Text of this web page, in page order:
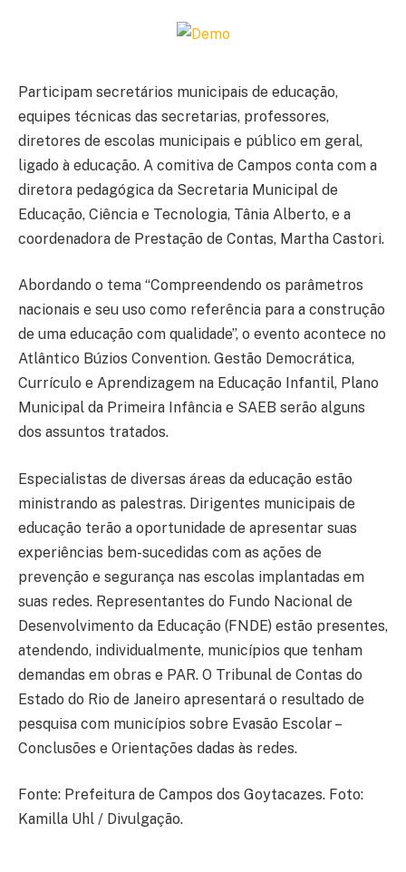
Participam secretários municipais de educação,
equipes técnicas das secretarias, professores,
diretores de escolas municipais e público em geral,
ligado à educação. A comitiva de Campos conta com a
diretora pedagógica da Secretaria Municipal de
Educação, Ciência e Tecnologia, Tânia Alberto, e a
coordenadora de Prestação de Contas, Martha Castori.
Abordando o tema “Compreendendo os parâmetros
nacionais e seu uso como referência para a construção
de uma educação com qualidade”, o evento acontece no
Atlântico Búzios Convention. Gestão Democrática,
Currículo e Aprendizagem na Educação Infantil, Plano
Municipal da Primeira Infância e SAEB serão alguns
dos assuntos tratados.
Especialistas de diversas áreas da educação estão
ministrando as palestras. Dirigentes municipais de
educação terão a oportunidade de apresentar suas
experiências bem-sucedidas com as ações de
prevenção e segurança nas escolas implantadas em
suas redes. Representantes do Fundo Nacional de
Desenvolvimento da Educação (FNDE) estão presentes,
atendendo, individualmente, municípios que tenham
demandas em obras e PAR. O Tribunal de Contas do
Estado do Rio de Janeiro apresentará o resultado de
pesquisa com municípios sobre Evasão Escolar –
Conclusões e Orientações dadas às redes.
Fonte: Prefeitura de Campos dos Goytacazes. Foto:
Kamilla Uhl / Divulgação.